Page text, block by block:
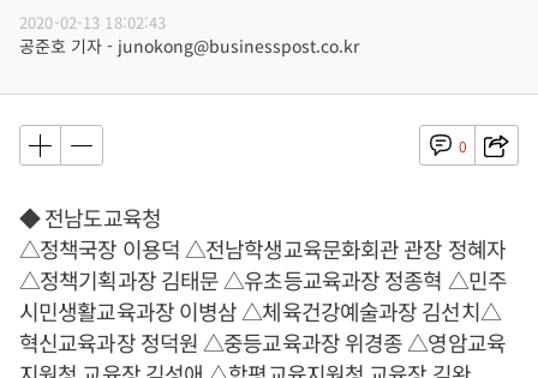
2020-02-13 18:02:43
공준호 기자 - junokong@businesspost.co.kr
0
◆ 전남도교육청
△정책국장 이용덕 △전남학생교육문화회관 관장 정혜자
△정책기획과장 김태문 △유초등교육과장 정종혁 △민주
시민생활교육과장 이병삼 △체육건강예술과장 김선치△
혁신교육과장 정덕원 △중등교육과장 위경종 △영암교육